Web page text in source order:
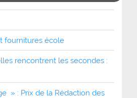
fournitures école
rencontrent les secondes :
» : Prix de la Rédaction des